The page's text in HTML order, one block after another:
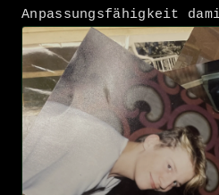
Anpassungsfähigkeit